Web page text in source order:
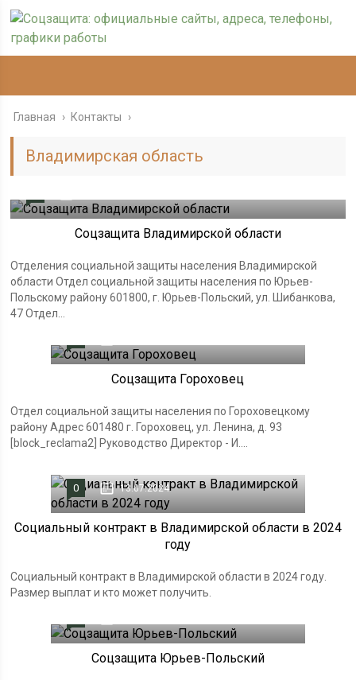
Главная › Контакты ›
Владимирская область
Соцзащита Владимирской области
Отделения социальной защиты населения Владимирской
области Отдел социальной защиты населения по Юрьев-
Польскому району 601800, г. Юрьев-Польский, ул. Шибанкова,
47 Отдел...
Соцзащита Гороховец
Отдел социальной защиты населения по Гороховецкому
району Адрес 601480 г. Гороховец, ул. Ленина, д. 93
[block_reclama2] Руководство Директор - И....
0 13.07.2024
Социальный контракт в Владимирской области в 2024
году
Социальный контракт в Владимирской области в 2024 году.
Размер выплат и кто может получить.
Соцзащита Юрьев-Польский